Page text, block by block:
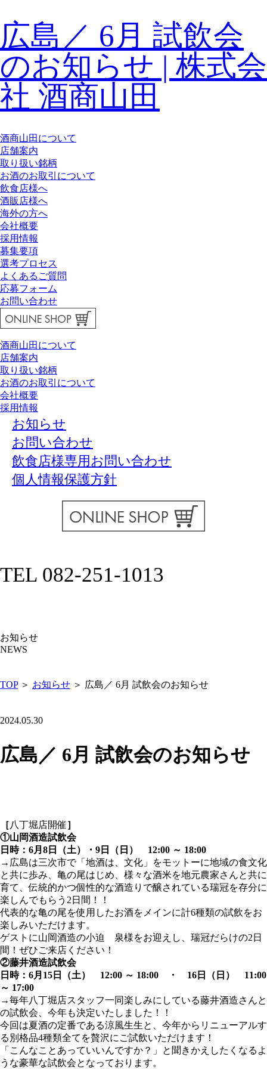
広島／ 6月 試飲会
のお知らせ | 株式会
社 酒商山田
酒商山田について
店舗案内
取り扱い銘柄
お酒のお取引について
飲食店様へ
酒販店様へ
海外の方へ
会社概要
採用情報
募集要項
選考プロセス
よくあるご質問
応募フォーム
お問い合わせ
酒商山田について
店舗案内
取り扱い銘柄
お酒のお取引について
会社概要
採用情報
お知らせ
お問い合わせ
飲食店様専用お問い合わせ
個人情報保護方針
TEL 082-251-1013
お知らせ
NEWS
TOP＞ お知らせ ＞ 広島／ 6月 試飲会のお知らせ
2024.05.30
広島／ 6月 試飲会のお知らせ
［八丁堀店開催 ］
①山岡酒造試飲会
日時：6月8日（土）・9日（日） 12:00 ～ 18:00
→広島は三次市で「地酒は、文化」をモットーに地域の食文化
と共に歩み、亀の尾はじめ、様々な酒米を地元農家さんと共に
育て、伝統的かつ個性的な酒造りで醸されている瑞冠を存分に
楽しんでもらう2日間！！
代表的な亀の尾を使用したお酒をメインに計6種類の試飲をお
楽しみいただけます。
ゲストに山岡酒造の小迫 泉様をお迎えし、瑞冠だらけの2日
間！ぜひご来店ください！
②藤井酒造試飲会
日時：6月15日（土） 12:00 ～ 18:00 ・ 16日（日） 11:00
～ 17:00
→毎年八丁堀店スタッフ一同楽しみにしている藤井酒造さんと
の試飲会、今年も決定いたしました！！
今回は夏酒の定番である涼風生生と、今年からリニューアルす
る別格品4種類全てを贅沢にご試飲いただけます！
「こんなことあっていいんですか？」と聞きかえしたくなるよ
うな豪華な試飲会となっております。